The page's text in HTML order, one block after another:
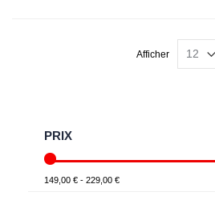
Afficher
PRIX
149,00 € - 229,00 €